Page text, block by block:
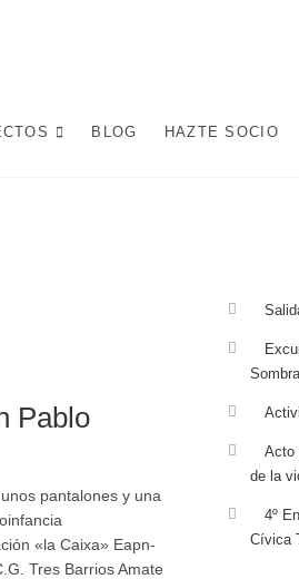
LOS VECINOS.BLOG HAZTE SOCIO
Pablo
pantalones y una
«la Caixa» Eapn-
Tres Barrios Amate
Acto
de la
4º
Cívica